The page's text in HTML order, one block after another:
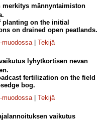
merkitys männyntaimiston
planting on the initial
on drained open peatlands.
| Tekijä
lyhytkortisen nevan
fertilization on the field
bog.
| Tekijä
vaikutus